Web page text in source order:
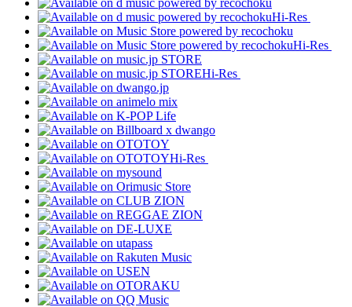
Hi-Res
Hi-Res
Hi-Res
Hi-Res